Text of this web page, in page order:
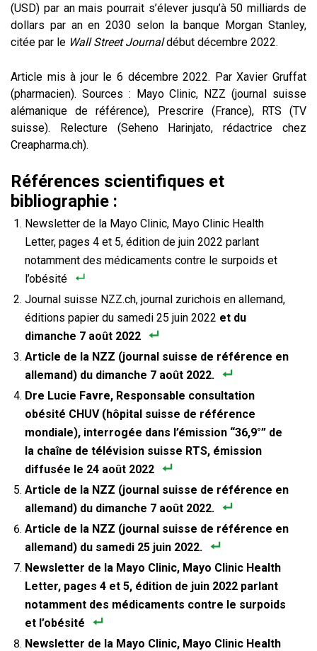
(USD) par an mais pourrait s’élever jusqu’à 50 milliards de
dollars par an en 2030 selon la banque Morgan Stanley,
citée par le Wall Street Journaldébut décembre 2022.
Article mis à jour le 6 décembre 2022. Par Xavier Gruffat
(pharmacien). Sources : Mayo Clinic, NZZ (journal suisse
alémanique de référence), Prescrire (France), RTS (TV
suisse). Relecture (Seheno Harinjato, rédactrice chez
Creapharma.ch).
Références scientifiques et
bibliographie :
Newsletter de la Mayo Clinic, Mayo Clinic Health
Letter, pages 4 et 5, édition de juin 2022 parlant
notamment des médicaments contre le surpoids et
l’obésité
Journal suisse NZZ.ch, journal zurichois en allemand,
éditions papier du samedi 25 juin 2022 et du
dimanche 7 août 2022
Article de la NZZ (journal suisse de référence en
allemand) du dimanche 7 août 2022.
Dre Lucie Favre, Responsable consultation
obésité CHUV (hôpital suisse de référence
mondiale), interrogée dans l’émission “36,9°” de
la chaîne de télévision suisse RTS, émission
diffusée le 24 août 2022
Article de la NZZ (journal suisse de référence en
allemand) du dimanche 7 août 2022.
Article de la NZZ (journal suisse de référence en
allemand) du samedi 25 juin 2022.
Newsletter de la Mayo Clinic, Mayo Clinic Health
Letter, pages 4 et 5, édition de juin 2022 parlant
notamment des médicaments contre le surpoids
et l’obésité
Newsletter de la Mayo Clinic, Mayo Clinic Health